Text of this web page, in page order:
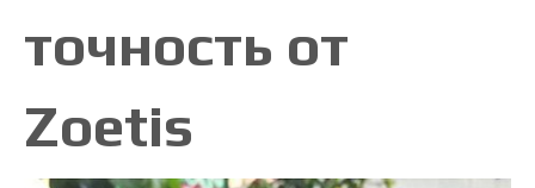
точность от
Zoetis